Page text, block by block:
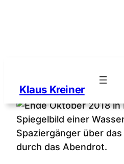
springen
Klaus Kreiner
DER